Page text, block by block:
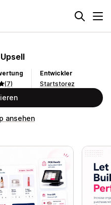
(7)
Entwickler
Startstorez
ansehen